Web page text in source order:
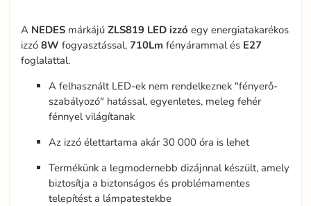
A NEDES márkájúZLS819 LED izzó egy energiatakarékos
izzó8W fogyasztással,710Lm fényárammal és E27
foglalattal.
A felhasznált LED-ek nem rendelkeznek "fényerő-
szabályozó" hatással, egyenletes, meleg fehér
fénnyel világítanak
Az izzó élettartama akár 30 000 óra is lehet
Termékünk a legmodernebb dizájnnal készült, amely
biztosítja a biztonságos és problémamentes
telepítést a lámpatestekbe